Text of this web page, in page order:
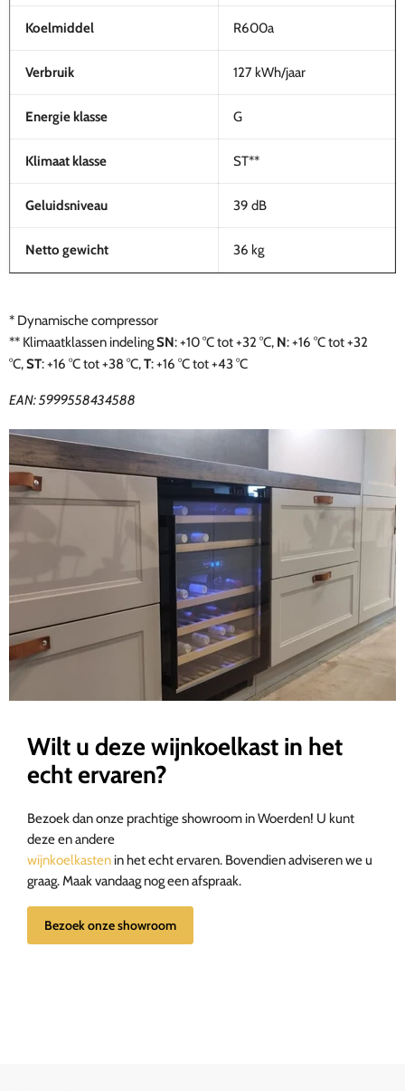
Koelmiddel R600a
Verbruik 127 kWh/jaar
Energie klasse G
Klimaat klasse ST**
Geluidsniveau 39 dB
Netto gewicht 36 kg
* Dynamische compressor
** Klimaatklassen indelingSN: +10 °C tot +32 °C, N: +16 °C tot +32
°C,ST: +16 °C tot +38 °C,T: +16 °C tot +43 °C
EAN:5999558434588
Wilt u deze wijnkoelkast in het
echt ervaren?
Bezoek dan onze prachtige showroom in Woerden! U kunt
deze en andere
wijnkoelkasten in het echt ervaren. Bovendien adviseren we u
graag. Maak vandaag nog een afspraak.
Bezoek onze showroom